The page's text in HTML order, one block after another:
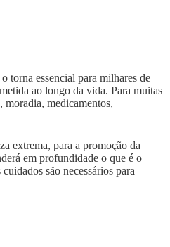
torna essencial para milhares de
ao longo da vida. Para muitas
moradia, medicamentos,
extrema, para a promoção da
em profundidade o que é o
são necessários para